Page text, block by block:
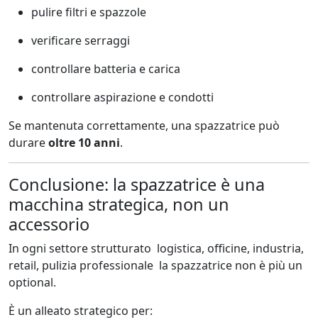
pulire filtri e spazzole
verificare serraggi
controllare batteria e carica
controllare aspirazione e condotti
Se mantenuta correttamente, una spazzatrice può
durareoltre 10 anni.
Conclusione: la spazzatrice è una
macchina strategica, non un
accessorio
In ogni settore strutturato logistica, officine, industria,
retail, pulizia professionale la spazzatrice non è più un
optional.
È un alleato strategico per: